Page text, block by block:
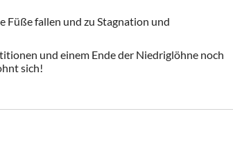
Füße fallen und zu Stagnation und
und einem Ende der Niedriglöhne noch
sich!